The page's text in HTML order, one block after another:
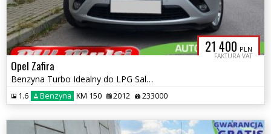
21 400 PLN
FAKTURA VAT
Opel Zafira
Benzyna Turbo Idealny do LPG Salon PL I właściciel ZAMIANA GWARANCJA!
1.6 Benzyna KM 150 2012 233000